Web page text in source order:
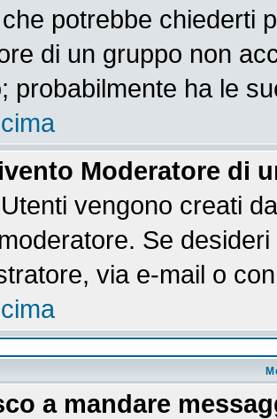
potrebbe chiederti
di un gruppo non
probabilmente ha le
Moderatore di
vengono creati
Se
via e-mail o
a mandare